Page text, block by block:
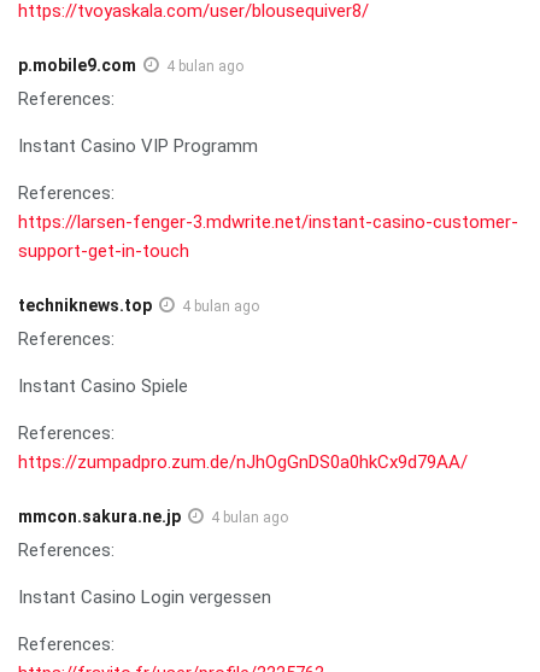
https://tvoyaskala.com/user/blousequiver8/
p.mobile9.com 4 bulan ago
References:
Instant Casino VIP Programm
References:
https://larsen-fenger-3.mdwrite.net/instant-casino-customer-
support-get-in-touch
techniknews.top 4 bulan ago
References:
Instant Casino Spiele
References:
https://zumpadpro.zum.de/nJhOgGnDS0a0hkCx9d79AA/
mmcon.sakura.ne.jp 4 bulan ago
References:
Instant Casino Login vergessen
References: